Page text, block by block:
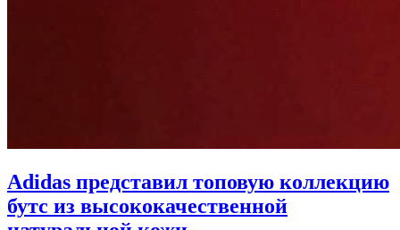
Adidas представил топовую коллекцию
бутс из высококачественной